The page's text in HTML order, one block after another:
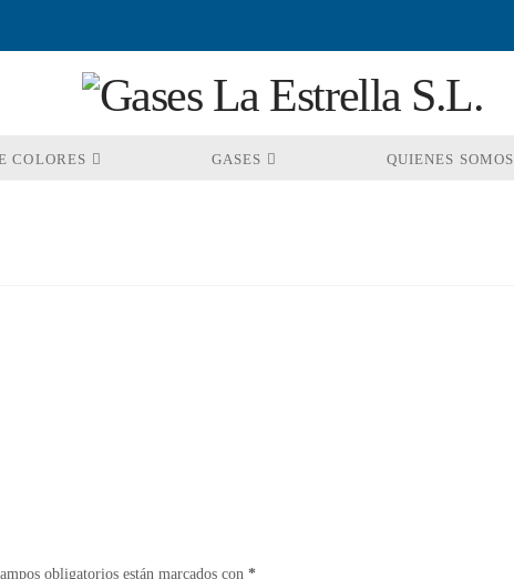
COLORES GASES QUIENES SOMOS
obligatorios están marcados con *